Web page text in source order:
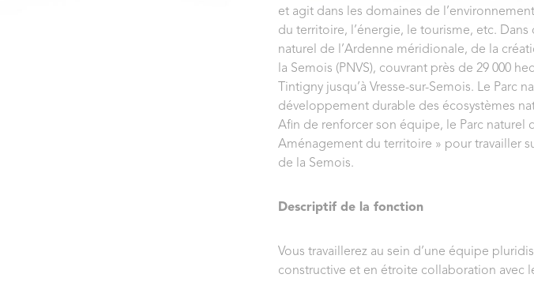
et agit dans les domaines de
du territoire, l’énergie, le tourisme, etc. Dans
naturel de l’Ardenne méridionale, de la
la Semois (PNVS), couvrant près de 29 000
Tintigny jusqu’à Vresse-sur-Semois. Le Parc
développement durable des écosystèmes
Afin de renforcer son équipe, le Parc naturel
Aménagement du territoire » pour travailler
de la Semois.
Descriptif de la fonction
Vous travaillerez au sein d’une équipe
constructive et en étroite collaboration avec